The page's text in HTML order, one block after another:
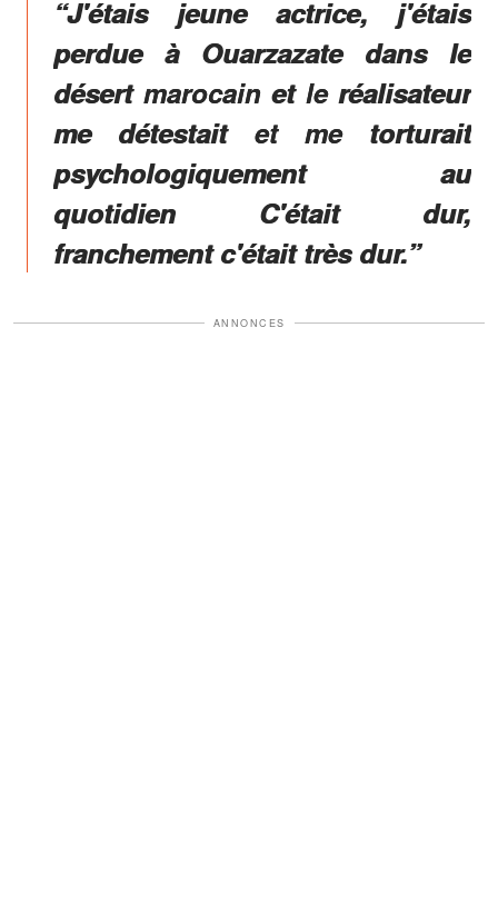
“J'étais jeune actrice, j'étais
perdue à Ouarzazate dans le
désert marocain et le réalisateur
me détestait et me torturait
psychologiquement au
quotidien C'était dur,
franchement c'était très dur.”
ANNONCES